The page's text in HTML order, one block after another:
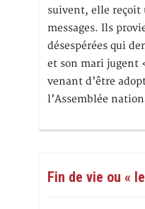
suivent, elle reçoit
messages. Ils
désespérées qui
et son mari jugent
venant d’être
l’Assemblée
Fin de vie ou «